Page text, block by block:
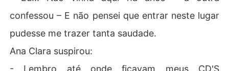
confessou – E não pensei que entrar neste lugar
pudesse me trazer tanta saudade.
Ana Clara suspirou:
- Lembro até onde ficavam meus CD'S